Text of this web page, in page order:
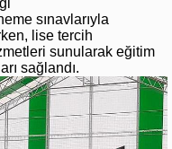
sınavlarıyla
lise tercih
sunularak eğitim
sağlandı.